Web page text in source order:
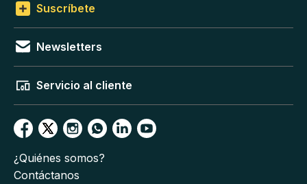
Suscríbete
Newsletters
Servicio al cliente
¿Quiénes somos?
Contáctanos